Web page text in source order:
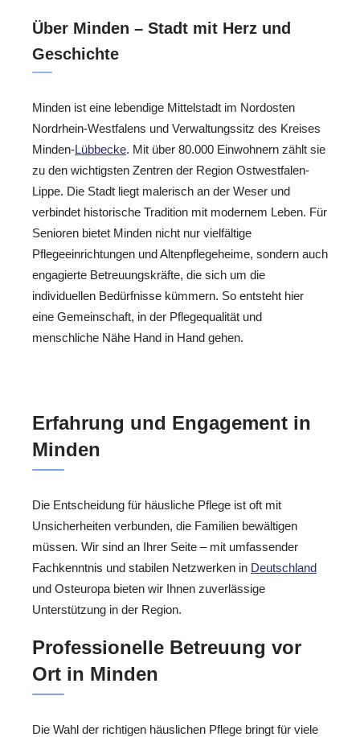
Über Minden – Stadt mit Herz und
Geschichte
Minden ist eine lebendige Mittelstadt im Nordosten
Nordrhein-Westfalens und Verwaltungssitz des Kreises
Minden-Lübbecke. Mit über 80.000 Einwohnern zählt sie
zu den wichtigsten Zentren der Region Ostwestfalen-
Lippe. Die Stadt liegt malerisch an der Weser und
verbindet historische Tradition mit modernem Leben. Für
Senioren bietet Minden nicht nur vielfältige
Pflegeeinrichtungen und Altenpflegeheime, sondern auch
engagierte Betreuungskräfte, die sich um die
individuellen Bedürfnisse kümmern. So entsteht hier
eine Gemeinschaft, in der Pflegequalität und
menschliche Nähe Hand in Hand gehen.
Erfahrung und Engagement in
Minden
Die Entscheidung für häusliche Pflege ist oft mit
Unsicherheiten verbunden, die Familien bewältigen
müssen. Wir sind an Ihrer Seite – mit umfassender
Fachkenntnis und stabilen Netzwerken in Deutschland
und Osteuropa bieten wir Ihnen zuverlässige
Unterstützung in der Region.
Professionelle Betreuung vor
Ort in Minden
Die Wahl der richtigen häuslichen Pflege bringt für viele